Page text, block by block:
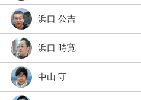
浜口 公吉
浜口 時寛
中山 守